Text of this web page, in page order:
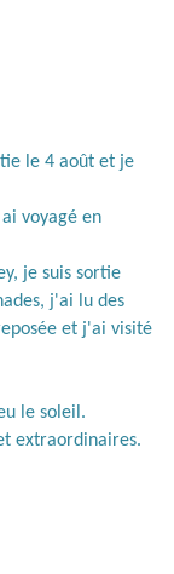
le 4 août et je
voyagé en
je suis sortie
j'ai lu des
et j'ai visité
le soleil.
extraordinaires.